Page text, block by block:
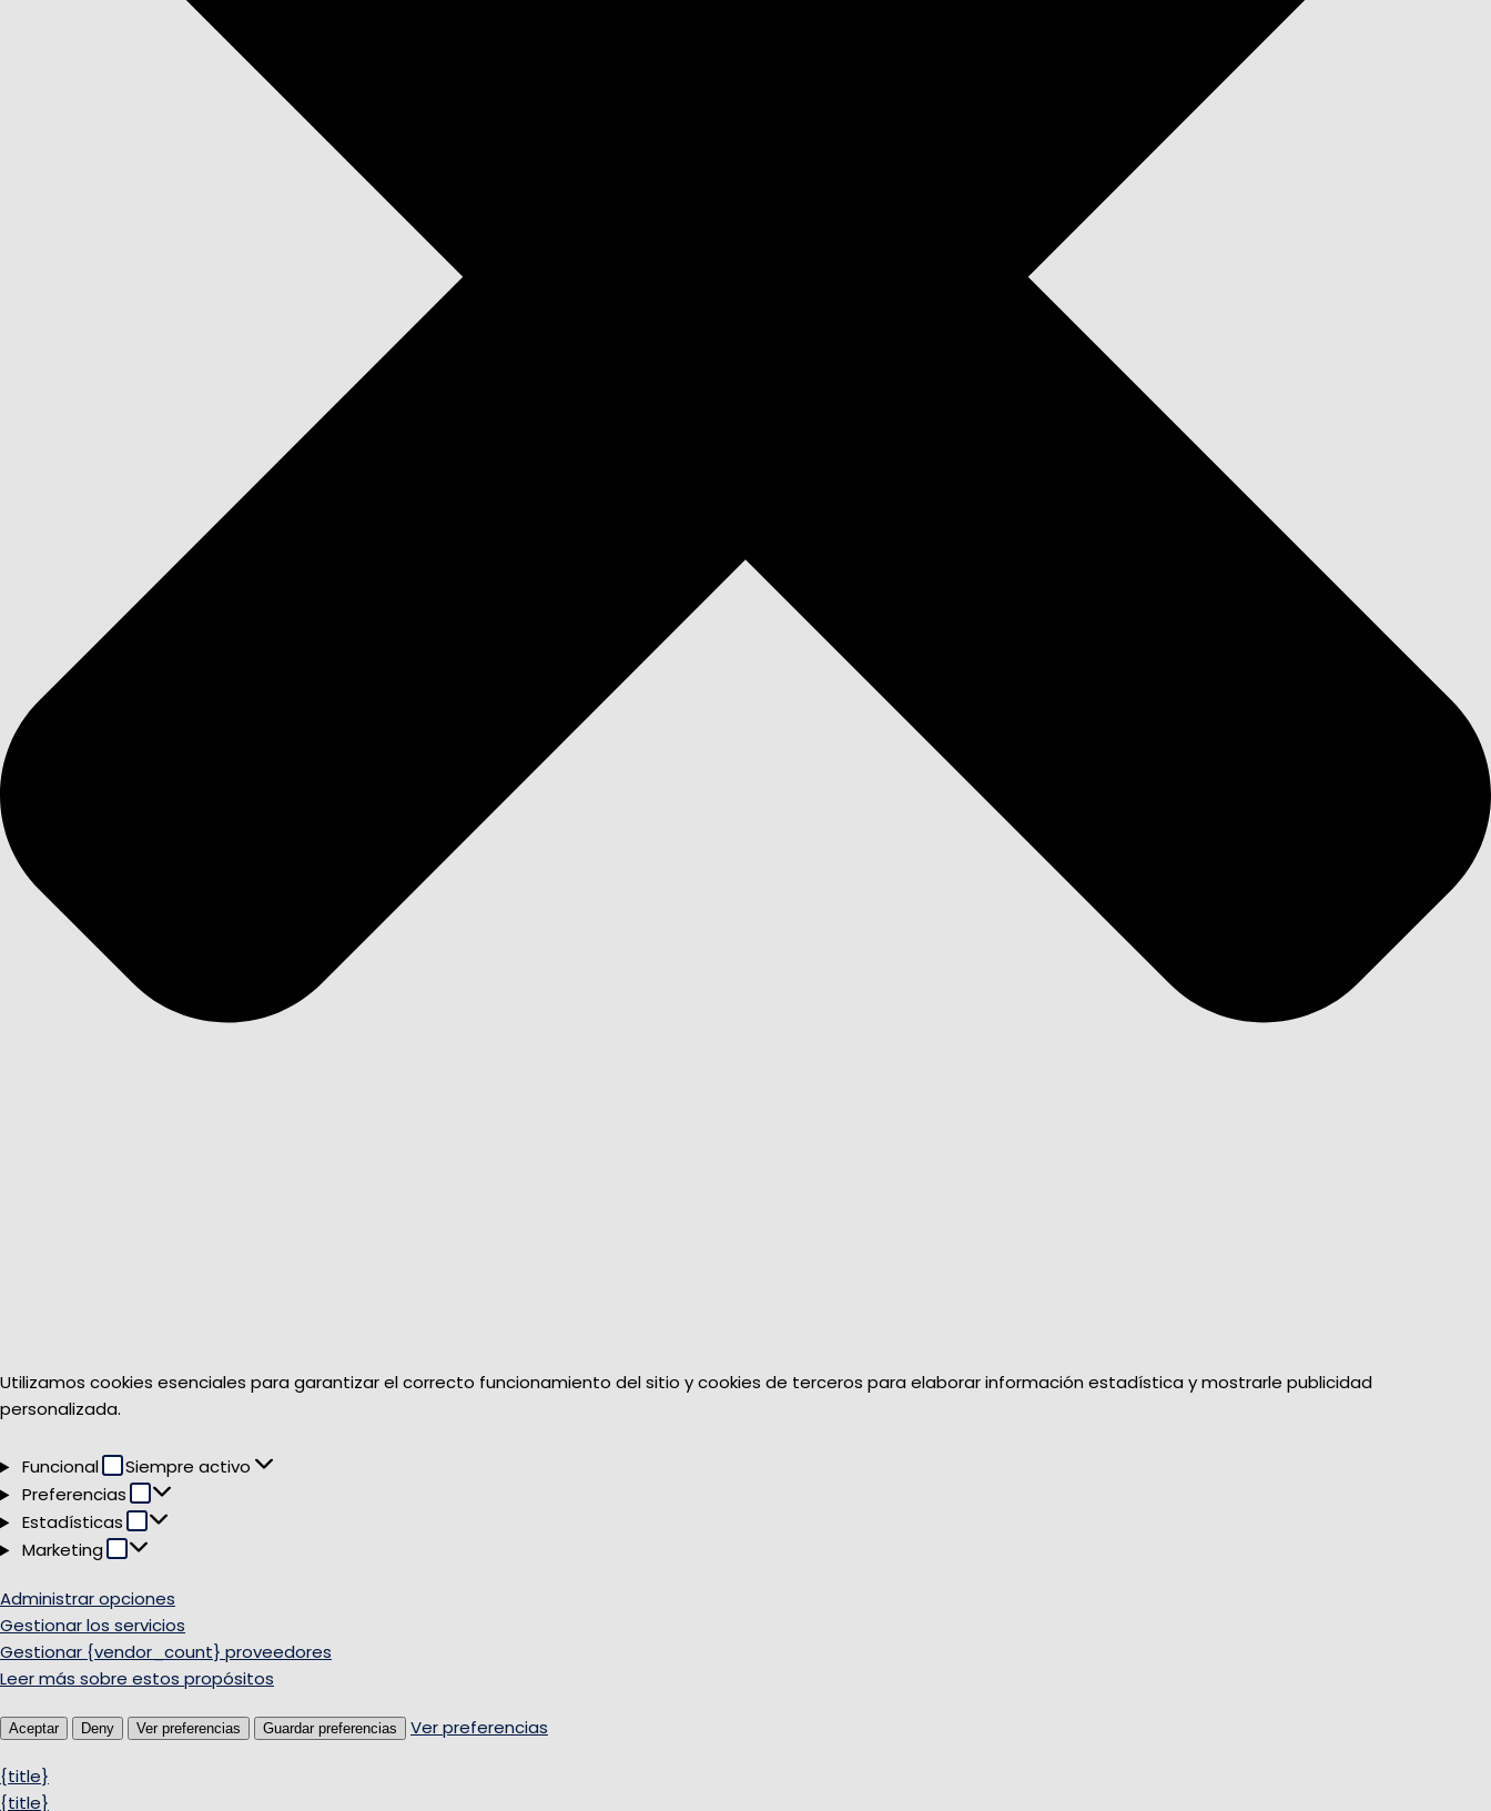
Utilizamos cookies esenciales para garantizar el correcto funcionamiento del sitio y cookies de terceros para elaborar información estadística y mostrarle publicidad
personalizada.
Funcional Funcional
Siempre activo
Preferencias
Preferencias
Estadísticas Estadísticas
Marketing Marketing
Administrar opciones
Gestionar los servicios
Gestionar {vendor_count} proveedores
Leer más sobre estos propósitos
Aceptar Deny Ver preferencias Guardar preferencias Ver preferencias
{title}
{title}